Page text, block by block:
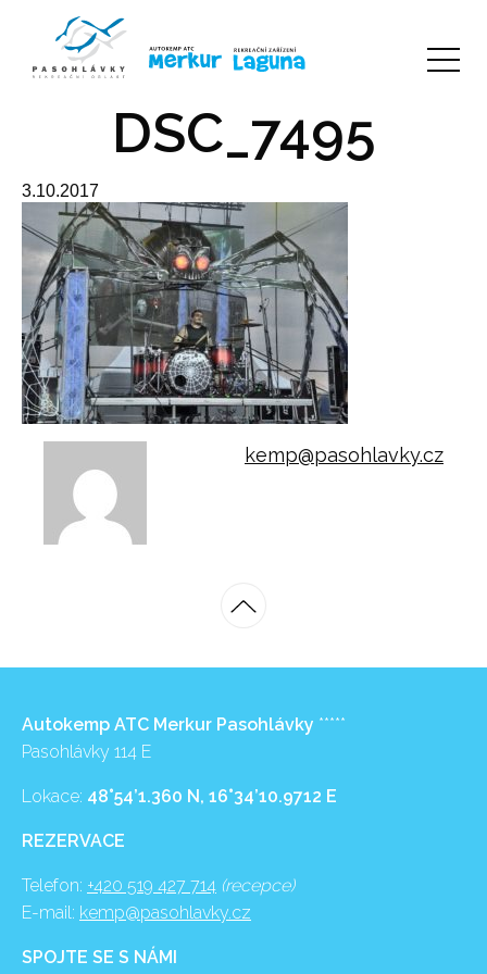
DSC_7495
3.10.2017
kemp@pasohlavky.cz
Autokemp ATC Merkur Pasohlávky *****
Pasohlávky 114 E
Lokace: 48°54’1.360 N, 16°34’10.9712 E
REZERVACE
Telefon: +420 519 427 714 (recepce)
E-mail: kemp@pasohlavky.cz
SPOJTE SE S NÁMI